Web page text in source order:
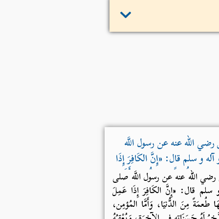
رضي الله عنه عن رسول اللَّه
و سلم قال: «إِنَّ الكَافِرَ إِذَا
بِهَا طُعمَةً مِنَ الدُّنيَا، وَأَمَّا
تعالى يَدَّخِرُ لَهُ حَسَنَاتِهِ في
في الدُّنْيَا عَلى طَاعَتِهِ».
رضي الله عنه عن رسول اللَّه صلی
و سلم قال: «إِنَّ الكَافِرَ إِذَا عَمِلَ
مِنَ الدُّنيَا، وَأَمَّا المُؤمِن،